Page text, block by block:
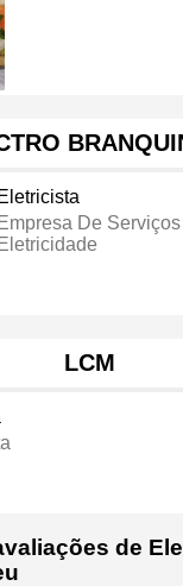
Eletricista
Empresa De
Eletricidade
LCM
de